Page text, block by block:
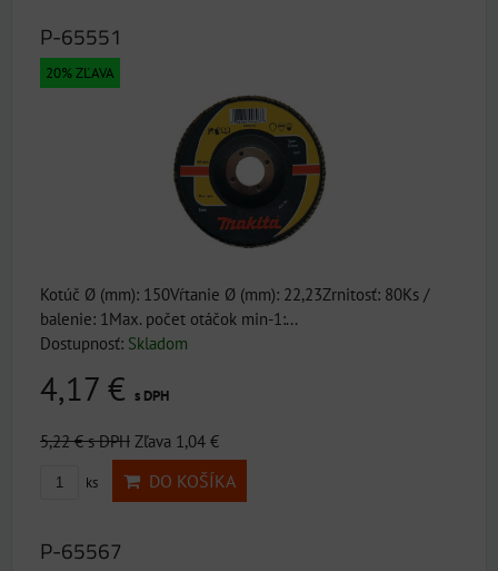
P-65551
20% ZĽAVA
Kotúč Ø (mm): 150Vŕtanie Ø (mm): 22,23Zrnitosť: 80Ks /
balenie: 1Max. počet otáčok min-1:...
Dostupnosť: Skladom
4,17 € s DPH
5,22 €s DPH Zľava 1,04 €
ks DO KOŠÍKA
P-65567